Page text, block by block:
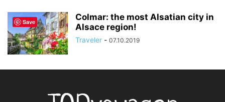
Colmar: the most Alsatian city in
Alsace region!
Traveler - 07.10.2019
Save